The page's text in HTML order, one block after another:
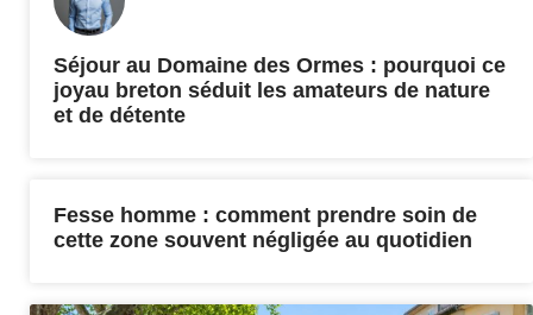
Séjour au Domaine des Ormes : pourquoi ce
joyau breton séduit les amateurs de nature
et de détente
Fesse homme : comment prendre soin de
cette zone souvent négligée au quotidien